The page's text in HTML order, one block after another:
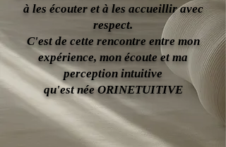
à les écouter et à les accueillir avec
respect.
C'est de cette rencontre entre mon
expérience, mon écoute et ma
perception intuitive
qu'est née ORINETUITIVE